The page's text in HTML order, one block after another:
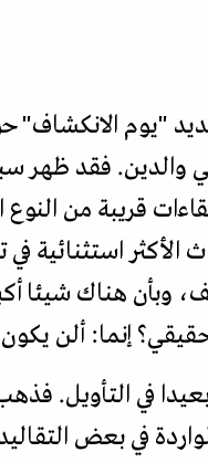
"يوم
والدين. فقد ظهر
قريبة من النوع
استثنائية
هناك شيئا
إنما: ألن
في التأويل.
في بعض